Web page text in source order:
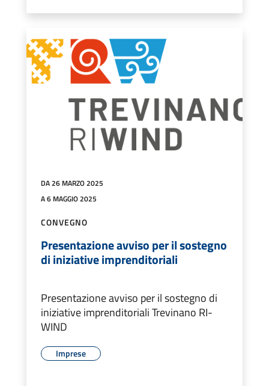
DA 26 MARZO 2025
A 6 MAGGIO 2025
CONVEGNO
Presentazione avviso per il sostegno
di iniziative imprenditoriali
Presentazione avviso per il sostegno di
iniziative imprenditoriali Trevinano RI-
WIND
Imprese